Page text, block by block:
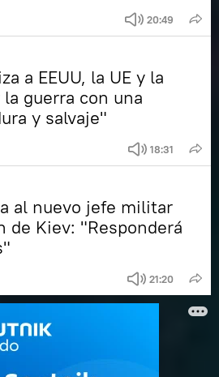
20:49
a EEUU, la UE y la
guerra con una
y salvaje"
18:31
al nuevo jefe militar
de Kiev: "Responderá
21:20